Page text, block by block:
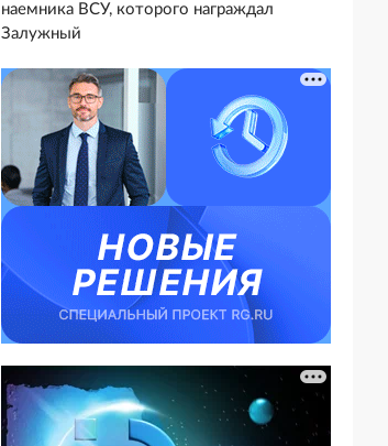
наемника ВСУ, которого награждал
Залужный